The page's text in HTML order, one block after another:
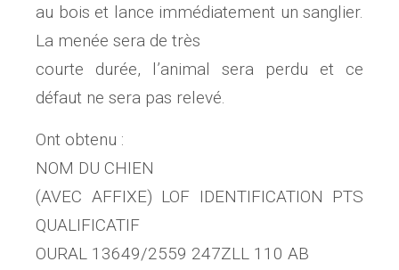
au bois et lance immédiatement un sanglier.
La menée sera de très
courte durée, l’animal sera perdu et ce
défaut ne sera pas relevé.
Ont obtenu :
NOM DU CHIEN
(AVEC AFFIXE) LOF IDENTIFICATION PTS
QUALIFICATIF
OURAL 13649/2559 247ZLL 110 AB